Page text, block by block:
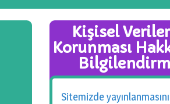
Kişisel
Korunması
Sitemizde yayınlanmasını